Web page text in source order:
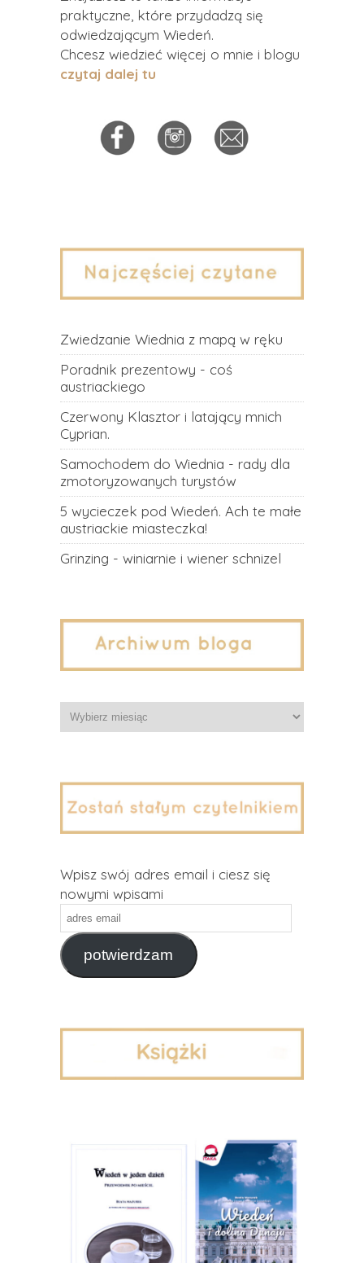
praktyczne, które przydadzą się
odwiedzającym Wiedeń.
Chcesz wiedzieć więcej o mnie i blogu
czytaj dalej tu
Zwiedzanie Wiednia z mapą w ręku
Poradnik prezentowy - coś
austriackiego
Czerwony Klasztor i latający mnich
Cyprian.
Samochodem do Wiednia - rady dla
zmotoryzowanych turystów
5 wycieczek pod Wiedeń. Ach te małe
austriackie miasteczka!
Grinzing - winiarnie i wiener schnizel
Archiwa
Wpisz swój adres email i ciesz się
nowymi wpisami
adres
email
potwierdzam